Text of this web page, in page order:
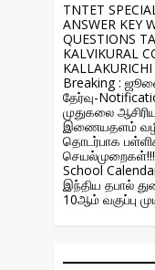
TNTET
ANSWER KEY
QUESTIONS
KALVIKURAL
KALLAKURICHI
Breaking :
தேர்வு-
முதுகலை
இணையதளம்
தொடர்பாக
செயல்முறைகள்!!!
School
இந்திய தபால்
10ஆம் வகுப்பு